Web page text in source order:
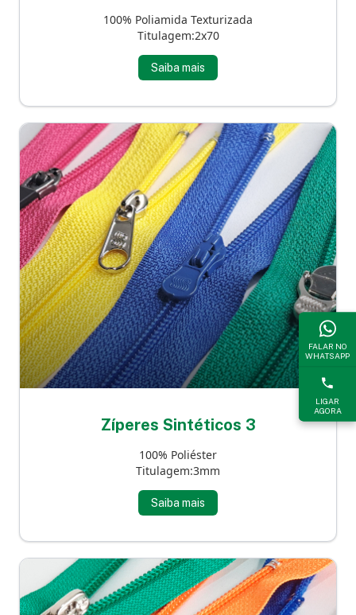
100% Poliamida Texturizada
Titulagem:2x70
Saiba mais
Zíperes Sintéticos 3
100% Poliéster
Titulagem:3mm
Saiba mais
FALAR NO
WHATSAPP
LIGAR
AGORA